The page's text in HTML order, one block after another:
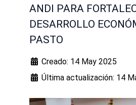
ANDI PARA
DESARROLLO
PASTO
Creado: 14 May 2025
Última actualización: 14